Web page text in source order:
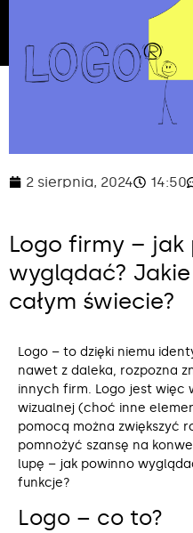
2 sierpnia, 2024 14:50
Logo firmy – jak
wyglądać?
całym świecie?
Logo – to dzięki niemu
nawet z daleka, rozpozna
innych firm. Logo jest więc
wizualnej (choć inne
pomocą można zwiększyć
pomnożyć szansę na
lupę – jak powinno
funkcje?
Logo – co to?